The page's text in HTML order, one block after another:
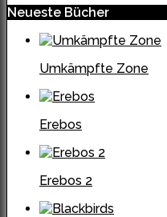
Neueste Bücher
Umkämpfte Zone
Erebos
Erebos 2